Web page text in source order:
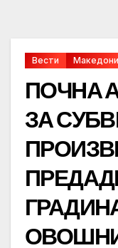
Вести
ПОЧНА
ЗА